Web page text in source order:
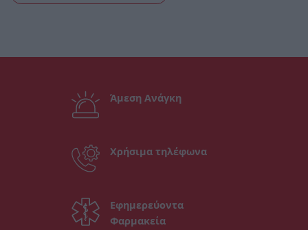
Άμεση Ανάγκη
Χρήσιμα τηλέφωνα
Εφημερεύοντα
Φαρμακεία